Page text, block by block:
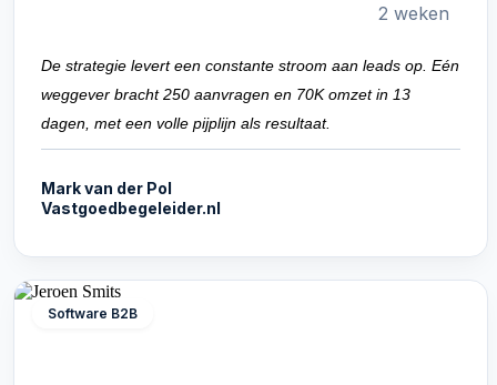
2 weken
De strategie levert een constante stroom aan leads op. Eén
weggever bracht 250 aanvragen en 70K omzet in 13
dagen, met een volle pijplijn als resultaat.
Mark van der Pol
Vastgoedbegeleider.nl
Software B2B